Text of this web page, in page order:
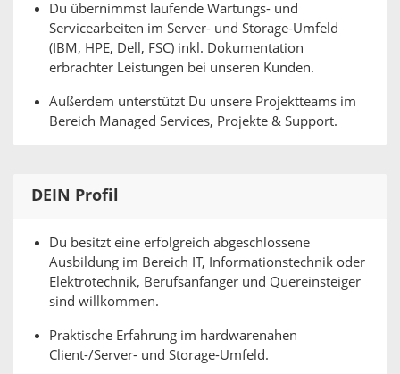
Du übernimmst laufende Wartungs- und
Servicearbeiten im Server- und Storage-Umfeld
(IBM, HPE, Dell, FSC) inkl. Dokumentation
erbrachter Leistungen bei unseren Kunden.
Außerdem unterstützt Du unsere Projektteams im
Bereich Managed Services, Projekte & Support.
DEIN Profil
Du besitzt eine erfolgreich abgeschlossene
Ausbildung im Bereich IT, Informationstechnik oder
Elektrotechnik, Berufsanfänger und Quereinsteiger
sind willkommen.
Praktische Erfahrung im hardwarenahen
Client-/Server- und Storage-Umfeld.